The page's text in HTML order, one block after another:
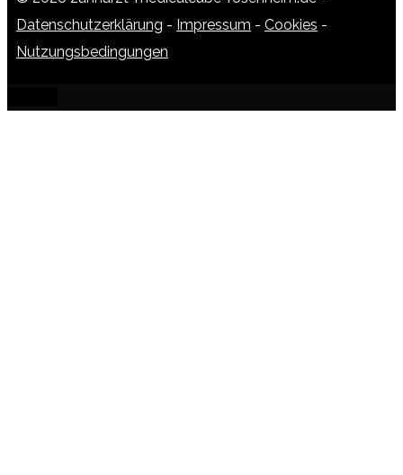
Datenschutzerklärung - Impressum - Cookies -
Nutzungsbedingungen
SCHLIESSEN